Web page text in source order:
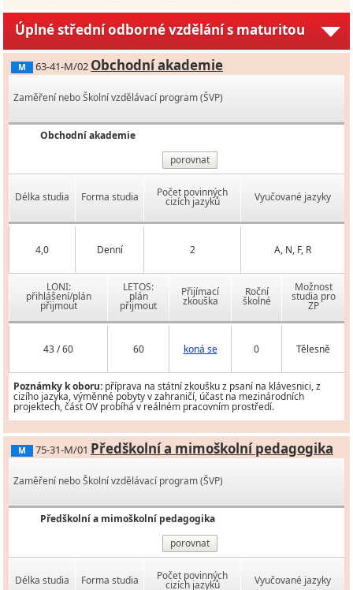
Úplné střední odborné vzdělání s maturitou
M 63-41-M/02 Obchodní akademie
Zaměření nebo Školní vzdělávací program (ŠVP)
Obchodní akademie
porovnat
Délka studia Forma studia Počet povinných
cizích jazyků Vyučované jazyky
4,0 Denní 2 A, N, F, R
LONI:
přihlášení/plán
přijmout
LETOS:
plán
přijmout
Přijímací
zkouška
Roční
školné
Možnost
studia pro
ZP
43 / 60 60 koná se 0 Tělesně
Poznámky k oboru: příprava na státní zkoušku z psaní na klávesnici, z
cizího jazyka, výměnné pobyty v zahraničí, účast na mezinárodních
projektech, část OV probíhá v reálném pracovním prostředí.
M 75-31-M/01 Předškolní a mimoškolní pedagogika
Zaměření nebo Školní vzdělávací program (ŠVP)
Předškolní a mimoškolní pedagogika
porovnat
Délka studia Forma studia Počet povinných
cizích jazyků Vyučované jazyky